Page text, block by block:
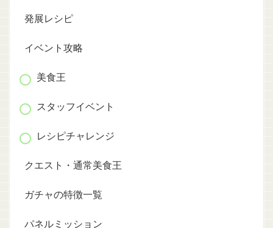
発展レシピ
イベント攻略
美食王
スタッフイベント
レシピチャレンジ
クエスト・通常美食王
ガチャの特徴一覧
パネルミッション